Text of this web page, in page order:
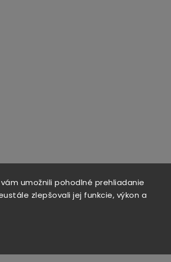
umožnili pohodlné prehliadanie
zlepšovali jej funkcie, výkon a